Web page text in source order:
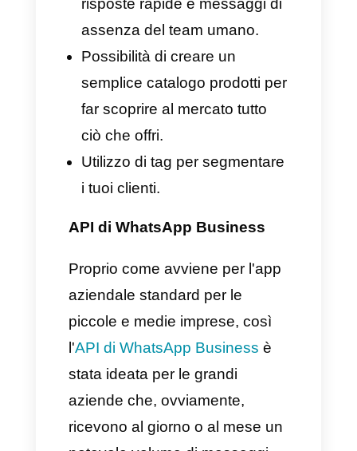
incredibili, che consentono di
semplici, facendoti risparmiare
tempo utile.
Come integrare il CRM
per WhatsApp
CRM; quindi, sarà necessario
scegliere un CRM dedicato
proprio a questa piattaforma di
messaggistica istantanea che
utilizzi uno strumento esterno.
In questa parte del nostro